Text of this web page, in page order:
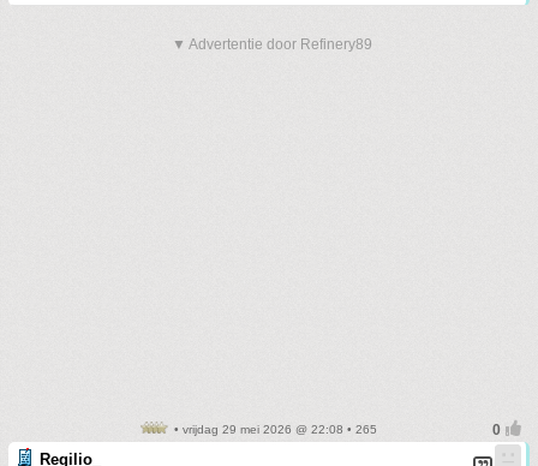
▼ Advertentie door Refinery89
• vrijdag 29 mei 2026 @ 22:08 • 265
Regilio_